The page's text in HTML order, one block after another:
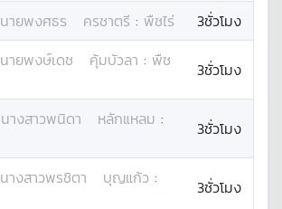
นายพงศธร ครชาตรี : พืชไร่
3ชั่วโมง
นายพงษ์เดช คุ้มบัวลา : พืช
3ชั่วโมง
นางสาวพนิดา หลักแหลม :
3ชั่วโมง
นางสาวพรชิตา บุญแก้ว :
3ชั่วโมง